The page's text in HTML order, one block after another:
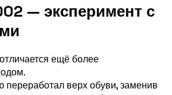
— эксперимент с
отличается ещё более
переработал верх обуви, заменив